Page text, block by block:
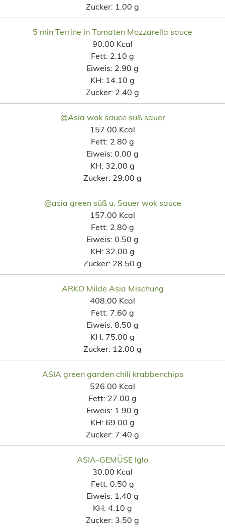
Zucker: 1.00 g
5 min Terrine in Tomaten Mozzarella sauce
90.00 Kcal
Fett: 2.10 g
Eiweis: 2.90 g
KH: 14.10 g
Zucker: 2.40 g
@Asia wok sauce süß sauer
157.00 Kcal
Fett: 2.80 g
Eiweis: 0.00 g
KH: 32.00 g
Zucker: 29.00 g
@asia green süß u. Sauer wok sauce
157.00 Kcal
Fett: 2.80 g
Eiweis: 0.50 g
KH: 32.00 g
Zucker: 28.50 g
ARKO Milde Asia Mischung
408.00 Kcal
Fett: 7.60 g
Eiweis: 8.50 g
KH: 75.00 g
Zucker: 12.00 g
ASIA green garden chili krabbenchips
526.00 Kcal
Fett: 27.00 g
Eiweis: 1.90 g
KH: 69.00 g
Zucker: 7.40 g
ASIA-GEMÜSE Iglo
30.00 Kcal
Fett: 0.50 g
Eiweis: 1.40 g
KH: 4.10 g
Zucker: 3.50 g